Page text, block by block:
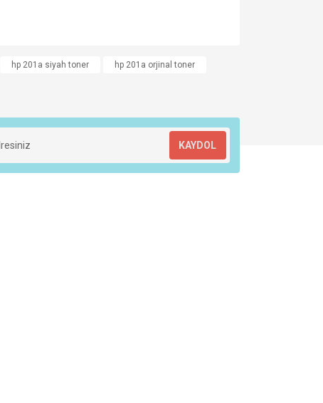
hp 201a siyah toner
hp 201a orjinal toner
KAYDOL